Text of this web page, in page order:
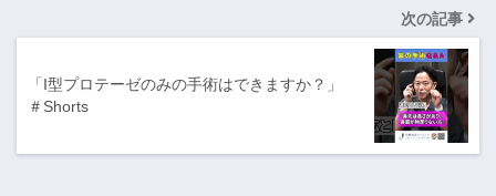
次の記事
「I型プロテーゼのみの手術はできますか？」
＃Shorts